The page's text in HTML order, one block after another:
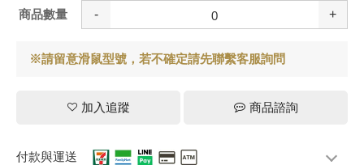
商品數量 - +
※請留意滑鼠型號，若不確定請先聯繫客服詢問
加入追蹤 商品諮詢
付款與運送